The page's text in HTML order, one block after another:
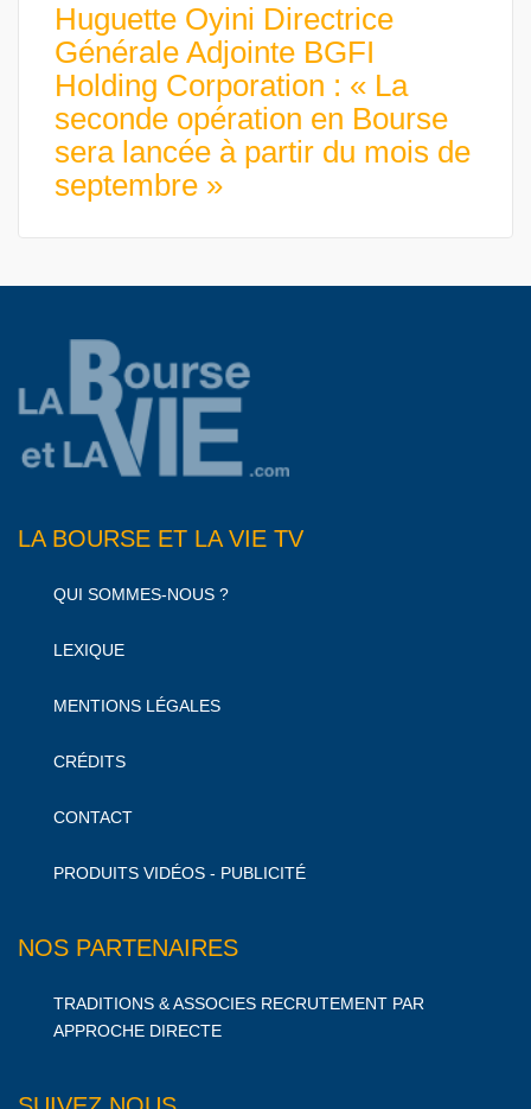
Huguette Oyini Directrice
Générale Adjointe BGFI
Holding Corporation : « La
seconde opération en Bourse
sera lancée à partir du mois de
septembre »
LA BOURSE ET LA VIE TV
QUI SOMMES-NOUS ?
LEXIQUE
MENTIONS LÉGALES
CRÉDITS
CONTACT
PRODUITS VIDÉOS - PUBLICITÉ
NOS PARTENAIRES
TRADITIONS & ASSOCIES RECRUTEMENT PAR
APPROCHE DIRECTE